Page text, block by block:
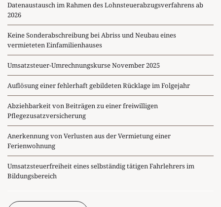
Datenaustausch im Rahmen des Lohnsteuerabzugsverfahrens ab
2026
Keine Sonderabschreibung bei Abriss und Neubau eines
vermieteten Einfamilienhauses
Umsatzsteuer-Umrechnungskurse November 2025
Auflösung einer fehlerhaft gebildeten Rücklage im Folgejahr
Abziehbarkeit von Beiträgen zu einer freiwilligen
Pflegezusatzversicherung
Anerkennung von Verlusten aus der Vermietung einer
Ferienwohnung
Umsatzsteuerfreiheit eines selbständig tätigen Fahrlehrers im
Bildungsbereich